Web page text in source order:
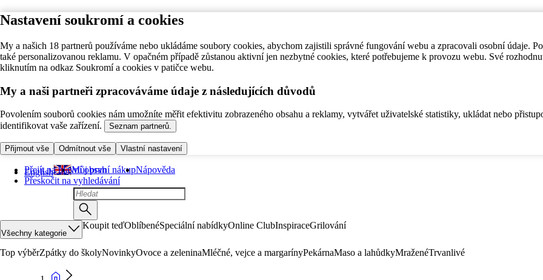
Nastavení soukromí a cookies
My a našich 18 partnerů používáme nebo ukládáme soubory cookies, abychom zajistili správné fungování webu a zpracovali osobní údaje.
také personalizovanou reklamu. V opačném případě zůstanou aktivní jen nezbytné cookies, které potřebujeme k provozu webu. Své
kliknutím na odkaz Soukromí a cookies v patičce webu.
My a naši partneři zpracováváme údaje z následujících důvodů
Povolením souborů cookies nám umožníte měřit efektivitu zobrazeného obsahu a reklamy, vytvářet uživatelské statistiky, ukládat nebo
identifikovat vaše zařízení.
Seznam partnerů.
Přijmout vše Odmítnout vše Vlastní nastavení
Přejít na hlavní obsah
Přeskočit na vyhledávání
English Můj první nákupNápověda
Všechny kategorie
Koupit teďOblíbenéSpeciální nabídkyOnline ClubInspiraceGrilování
Top výběrZpátky do školyNovinkyOvoce a zeleninaMléčné, vejce a margarínyPekárnaMaso a lahůdkyMraženéTrvanlivé